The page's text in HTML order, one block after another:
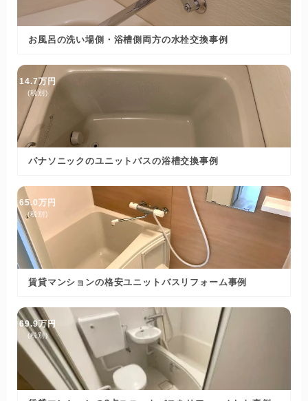
お風呂の洗い場側・浴槽側両方の水栓交換事例
14.7万円
(税別)
パナソニックのユニットバスの浴槽交換事例
65.0万円
(税別)
賃貸マンションの格安ユニットバスリフォーム事例
69.9万円
(税別)